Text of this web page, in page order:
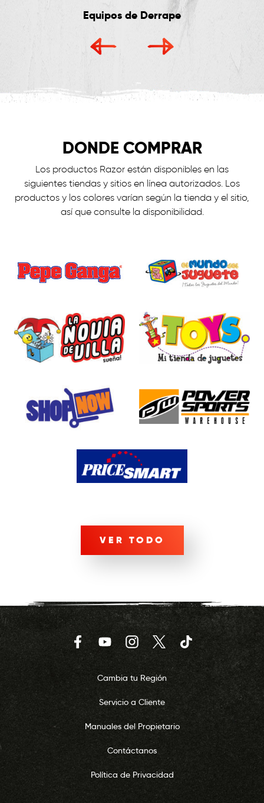
Equipos de Derrape
DONDE COMPRAR
Los productos Razor están disponibles en las
siguientes tiendas y sitios en línea autorizados. Los
productos y los colores varían según la tienda y el sitio,
así que consulte la disponibilidad.
VER TODO
FacebookYouTubeInstagramTwitter TikTok
Cambia tu Región
Servicio a Cliente
Manuales del Propietario
Contáctanos
Política de Privacidad